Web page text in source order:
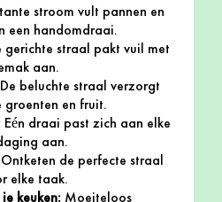
stroom vult pannen en
een handomdraai.
gerichte straal pakt vuil met
aan.
beluchte straal verzorgt
groenten en fruit.
Eén draai past zich aan elke
aan.
Ontketen de perfecte straal
elke taak.
keuken:Moeiteloos